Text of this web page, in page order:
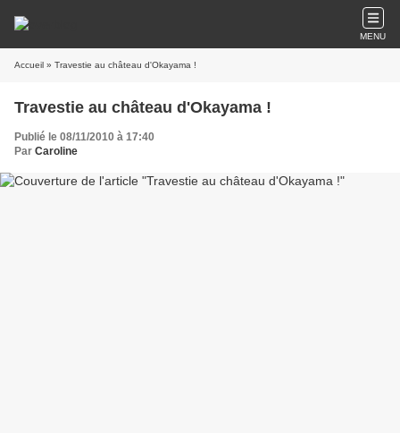
MENU
Accueil » Travestie au château d'Okayama !
Travestie au château d'Okayama !
Publié le 08/11/2010 à 17:40
Par Caroline